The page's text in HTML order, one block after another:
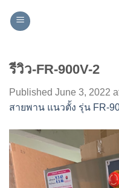
รีวิว-FR-900V-2
Published June 3, 2022
สายพาน แนวตั้ง รุ่น FR-